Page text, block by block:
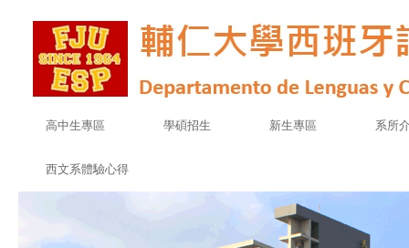
高中生專區 學碩招生 新生專區 系所
西文系體驗心得